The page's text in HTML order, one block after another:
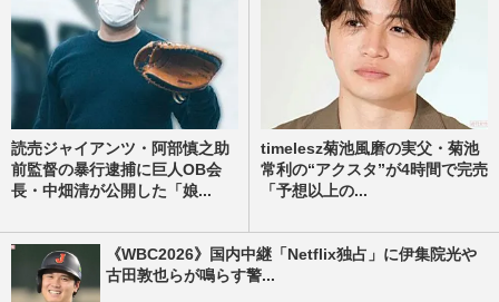
読売ジャイアンツ・阿部慎之助
前監督の暴行逮捕に巨人OB会
長・中畑清が公開した「娘...
timelesz菊池風磨の実父・菊池
常利の“アクスタ”が4時間で完売
「予想以上の...
《WBC2026》国内中継「Netflix独占」に伊集院光や
古田敦也らが鳴らす警...